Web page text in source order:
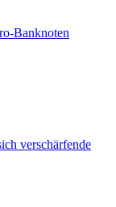
Banknoten
verschärfende